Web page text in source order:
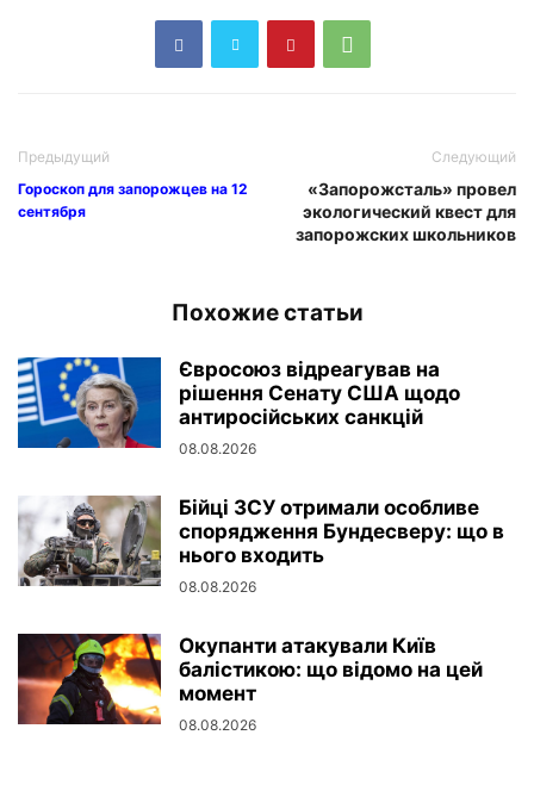
Предыдущий
Гороскоп для запорожцев на 12
сентября
Следующий
«Запорожсталь» провел
экологический квест для
запорожских школьников
Похожие статьи
Євросоюз відреагував на
рішення Сенату США щодо
антиросійських санкцій
08.08.2026
Бійці ЗСУ отримали особливе
спорядження Бундесверу: що в
нього входить
08.08.2026
Окупанти атакували Київ
балістикою: що відомо на цей
момент
08.08.2026